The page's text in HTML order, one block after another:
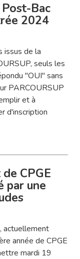
Bac
2024
issus de la
seuls les
"OUI" sans
PARCOURSUP
et à
d'inscription
CPGE
par une
actuellement
année de CPGE
mardi 19